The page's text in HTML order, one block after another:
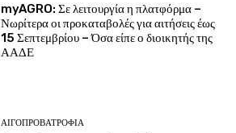
myAGRO: Σε λειτουργία η πλατφόρμα –
Νωρίτερα οι προκαταβολές για αιτήσεις έως
15 Σεπτεμβρίου – Όσα είπε ο διοικητής της
ΑΑΔΕ
ΑΙΓΟΠΡΟΒΑΤΡΟΦΊΑ